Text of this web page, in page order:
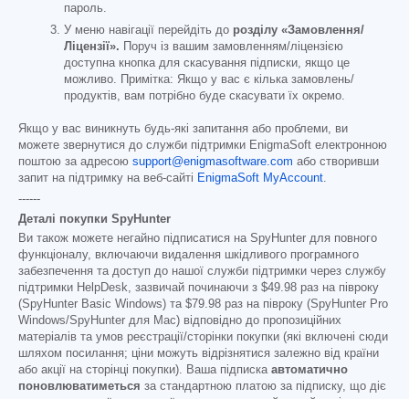
пароль.
У меню навігації перейдіть до розділу «Замовлення/
Ліцензії». Поруч із вашим замовленням/ліцензією
доступна кнопка для скасування підписки, якщо це
можливо. Примітка: Якщо у вас є кілька замовлень/
продуктів, вам потрібно буде скасувати їх окремо.
Якщо у вас виникнуть будь-які запитання або проблеми, ви
можете звернутися до служби підтримки EnigmaSoft електронною
поштою за адресою support@enigmasoftware.com або створивши
запит на підтримку на веб-сайті EnigmaSoft MyAccount.
------
Деталі покупки SpyHunter
Ви також можете негайно підписатися на SpyHunter для повного
функціоналу, включаючи видалення шкідливого програмного
забезпечення та доступ до нашої служби підтримки через службу
підтримки HelpDesk, зазвичай починаючи з $49.98 раз на півроку
(SpyHunter Basic Windows) та $79.98 раз на півроку (SpyHunter Pro
Windows/SpyHunter для Mac) відповідно до пропозиційних
матеріалів та умов реєстрації/сторінки покупки (які включені сюди
шляхом посилання; ціни можуть відрізнятися залежно від країни
або акції на сторінці покупки). Ваша підписка автоматично
поновлюватиметься за стандартною платою за підписку, що діє